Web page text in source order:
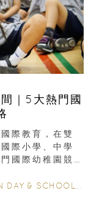
｜5大熱門國
際教育，在雙
際小學、中學
國際幼稚園競
& SCHOOL EVENTS